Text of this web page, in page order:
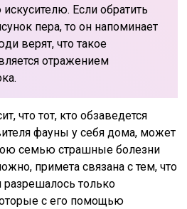
Если обратить
пера, то он напоминает
верят, что такое
отражением
что тот, кто обзаведется
фауны у себя дома, может
семью страшные болезни
примета связана с тем, что
только
с его помощью